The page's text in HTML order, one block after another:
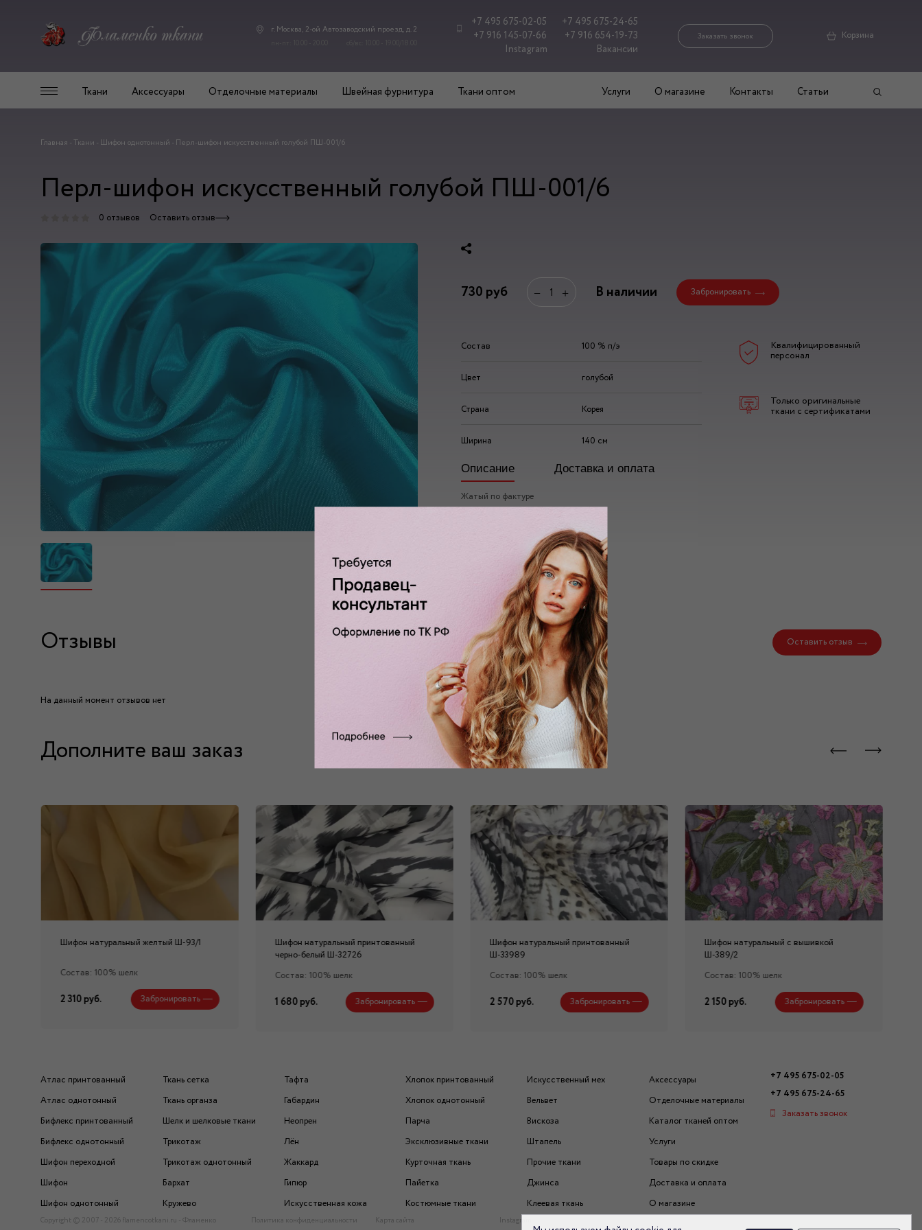
г. Москва, 2-ой Автозаводский проезд, д. 2
+7 495 675-02-05
+7 495 675-24-65
+7 916 145-07-66
+7 916 654-19-73
Instagram
Вакансии
Заказать звонок Корзина
Ткани Аксессуары Отделочные материалы Швейная фурнитура Ткани оптом Услуги О магазине Контакты Статьи
Главная - Ткани - Шифон однотонный - Перл-шифон искусственный голубой ПШ-001/6
Перл-шифон искусственный голубой ПШ-001/6
0 отзывов Оставить отзыв
730 руб − + В наличии Забронировать
Состав 100 % п/э
Цвет голубой
Страна Корея
Ширина 140 см
Квалифицированный
персонал
Только оригинальные
ткани с сертификатами
Описание Доставка и оплата
Жатый по фактуре
Отзывы Оставить отзыв
На данный момент отзывов нет
Дополните ваш заказ
Шифон натуральный желтый Ш-93/1
Состав: 100% шелк
2 310 руб. Забронировать
Шифон натуральный принтованный
черно-белый Ш-32726
Состав: 100% шелк
1 680 руб. Забронировать
Шифон натуральный принтованный
Ш-33989
Состав: 100% шелк
2 570 руб. Забронировать
Шифон натуральный с вышивкой
Ш-389/2
Состав: 100% шелк
2 150 руб. Забронировать
Атлас принтованный
Атлас однотонный
Бифлекс принтованный
Бифлекс однотонный
Шифон переходной
Шифон
Шифон однотонный
Ткань сетка
Ткань органза
Шелк и шелковые ткани
Трикотаж
Трикотаж однотонный
Бархат
Кружево
Тафта
Габардин
Неопрен
Лён
Жаккард
Гипюр
Искусственная кожа
Хлопок принтованный
Хлопок однотонный
Парча
Эксклюзивные ткани
Курточная ткань
Пайетка
Костюмные ткани
Искусственный мех
Вельвет
Вискоза
Штапель
Прочие ткани
Джинса
Клеевая ткань
Аксессуары
Отделочные материалы
Каталог тканей оптом
Услуги
Товары по скидке
Доставка и оплата
О магазине
+7 495 675-02-05
+7 495 675-24-65
Заказать звонок
Copyright © 2007 - 2026 flamencotkani.ru - Фламенко Политика конфиденциальности Карта сайта Instagram